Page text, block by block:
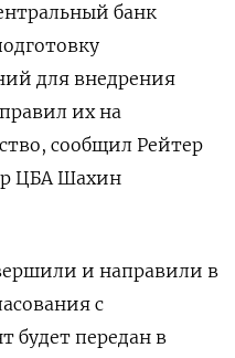
банк
для внедрения
их на
сообщил Рейтер
ЦБА Шахин
и направили в
с
будет передан в